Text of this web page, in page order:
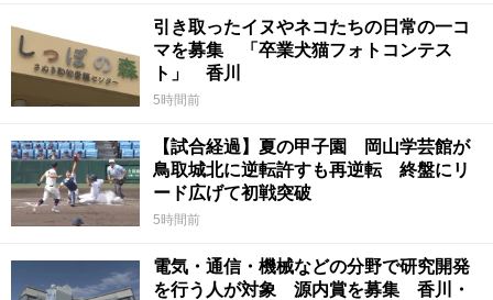
引き取ったイヌやネコたちの日常の一コ
マを募集 「卒業犬猫フォトコンテス
ト」 香川
5時間前
【試合経過】夏の甲子園 岡山学芸館が
鳥取城北に逆転許すも再逆転 終盤にリ
ード広げて初戦突破
5時間前
電気・通信・機械などの分野で研究開発
を行う人が対象 源内賞を募集 香川・